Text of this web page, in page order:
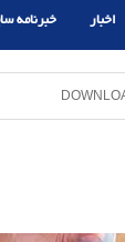
اخبار خبرنامه